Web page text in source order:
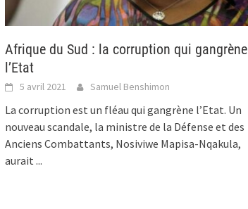
Afrique du Sud : la corruption qui gangrène
l’Etat
5 avril 2021 Samuel Benshimon
La corruption est un fléau qui gangrène l’Etat. Un
nouveau scandale, la ministre de la Défense et des
Anciens Combattants, Nosiviwe Mapisa-Nqakula,
aurait...